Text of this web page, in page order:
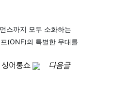
스까지 모두 소화하는
(ONF)의 특별한 무대를
어롱쇼
다음글